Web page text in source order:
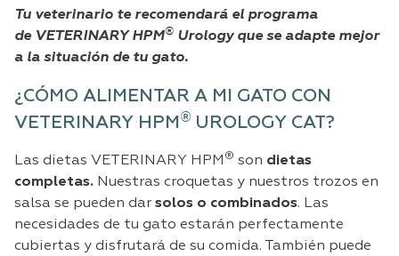
Tu veterinario te recomendará el programa
de VETERINARY HPM® Urology que se adapte mejor
a la situación de tu gato.
¿CÓMO ALIMENTAR A MI GATO CON
VETERINARY HPM ® UROLOGY CAT?
Las dietas VETERINARY HPM ® son dietas
completas. Nuestras croquetas y nuestros trozos en
salsa se pueden dar solos o combinados. Las
necesidades de tu gato estarán perfectamente
cubiertas y disfrutará de su comida. También puede